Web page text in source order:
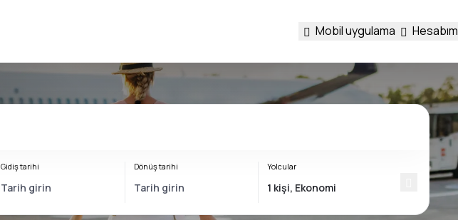
Mobil uygulama Hesabım
Gidiş tarihi Dönüş tarihi Yolcular